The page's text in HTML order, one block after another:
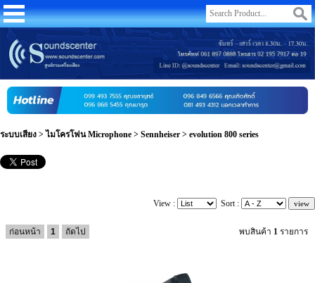
ระบบเสียง >ไมโครโฟน Microphone > Sennheiser > evolution 800 series
View : Sort :
ก่อนหน้า 1 ถัดไป พบสินค้า 1 รายการ